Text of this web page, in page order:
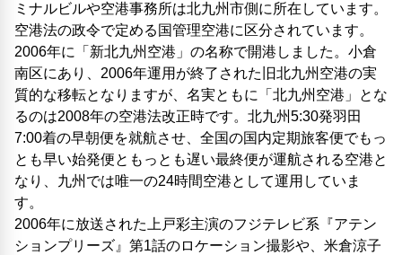
ミナルビルや空港事務所は北九州市側に所在しています。
空港法の政令で定める国管理空港に区分されています。
2006年に「新北九州空港」の名称で開港しました。小倉
南区にあり、2006年運用が終了された旧北九州空港の実
質的な移転となりますが、名実ともに「北九州空港」とな
るのは2008年の空港法改正時です。北九州5:30発羽田
7:00着の早朝便を就航させ、全国の国内定期旅客便でもっ
とも早い始発便ともっとも遅い最終便が運航される空港と
なり、九州では唯一の24時間空港として運用していま
す。
2006年に放送された上戸彩主演のフジテレビ系『アテン
ションプリーズ』第1話のロケーション撮影や、米倉涼子